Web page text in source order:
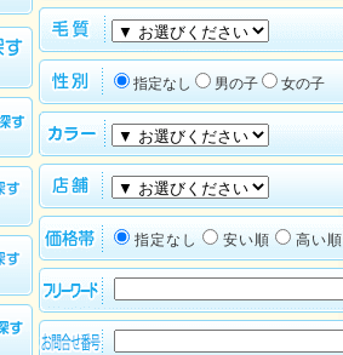
指定なし 男の子 女の子
指定なし 安い順 高い順